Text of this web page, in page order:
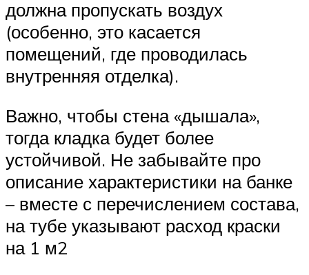
должна пропускать воздух
(особенно, это касается
помещений, где проводилась
внутренняя отделка).
Важно, чтобы стена «дышала»,
тогда кладка будет более
устойчивой. Не забывайте про
описание характеристики на банке
– вместе с перечислением состава,
на тубе указывают расход краски
на 1 м2